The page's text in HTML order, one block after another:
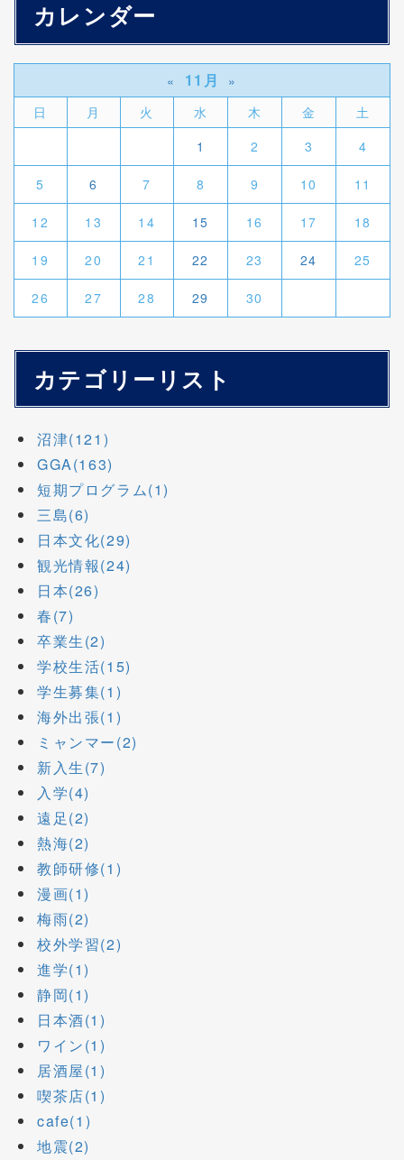
カレンダー
« 11月
»
日
月 火 水 木 金
土
1
2 3 4
5 6 7 8 9 10 11
12 13 14 15 16 17 18
19 20 21 22 23 24 25
26 27 28 29 30
カテゴリーリスト
沼津(121)
GGA(163)
短期プログラム(1)
三島(6)
日本文化(29)
観光情報(24)
日本(26)
春(7)
卒業生(2)
学校生活(15)
学生募集(1)
海外出張(1)
ミャンマー(2)
新入生(7)
入学(4)
遠足(2)
熱海(2)
教師研修(1)
漫画(1)
梅雨(2)
校外学習(2)
進学(1)
静岡(1)
日本酒(1)
ワイン(1)
居酒屋(1)
喫茶店(1)
cafe(1)
地震(2)